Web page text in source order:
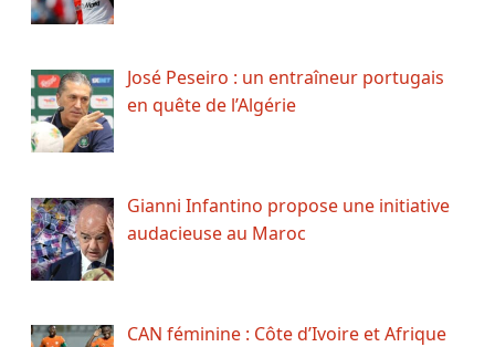
José Peseiro : un entraîneur portugais
en quête de l’Algérie
Gianni Infantino propose une initiative
audacieuse au Maroc
CAN féminine : Côte d’Ivoire et Afrique